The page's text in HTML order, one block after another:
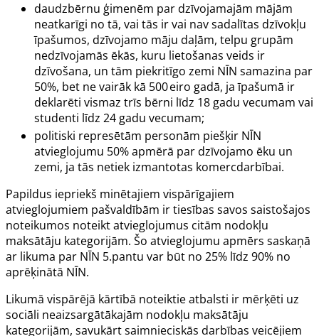
daudzbērnu ģimenēm par dzīvojamajām mājām
neatkarīgi no tā, vai tās ir vai nav sadalītas dzīvokļu
īpašumos, dzīvojamo māju daļām, telpu grupām
nedzīvojamās ēkās, kuru lietošanas veids ir
dzīvošana, un tām piekritīgo zemi NĪN samazina par
50%, bet ne vairāk kā 500 eiro gadā, ja īpašumā ir
deklarēti vismaz trīs bērni līdz 18 gadu vecumam vai
studenti līdz 24 gadu vecumam;
politiski represētām personām piešķir NĪN
atvieglojumu 50% apmērā par dzīvojamo ēku un
zemi, ja tās netiek izmantotas komercdarbībai.
Papildus iepriekš minētajiem vispārīgajiem
atvieglojumiem pašvaldībām ir tiesības savos saistošajos
noteikumos noteikt atvieglojumus citām nodokļu
maksātāju kategorijām. Šo atvieglojumu apmērs saskaņā
ar likuma par NĪN 5.pantu var būt no 25% līdz 90% no
aprēķinātā NĪN.
Likumā vispārējā kārtībā noteiktie atbalsti ir mērķēti uz
sociāli neaizsargātākajām nodokļu maksātāju
kategorijām, savukārt saimnieciskās darbības veicējiem